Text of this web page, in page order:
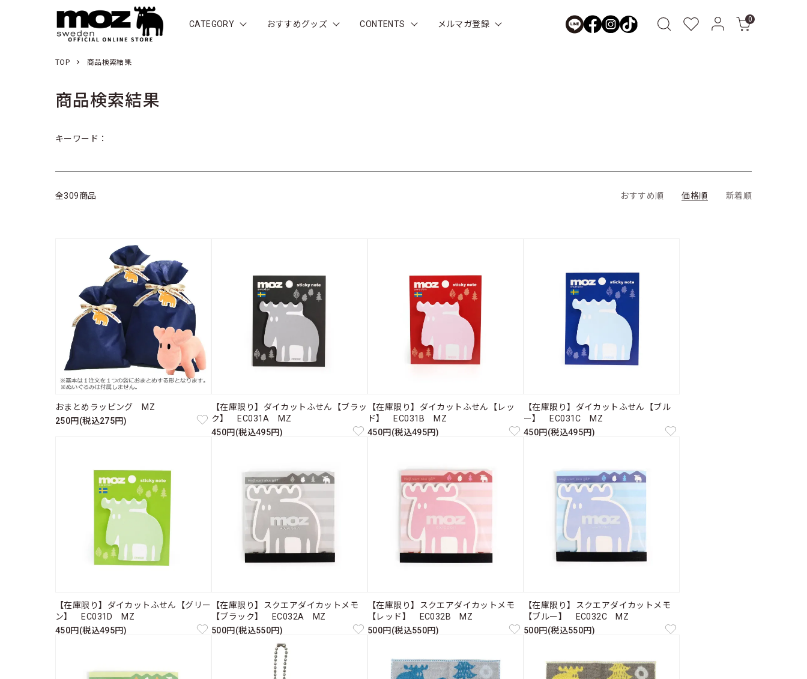
CATEGORY おすすめグッズ CONTENTS メルマガ登録 0
TOP 商品検索結果
商品検索結果
キーワード：
全309商品 おすすめ順 価格順 新着順
おまとめラッピング MZ
250円(税込275円)
【在庫限り】ダイカットふせん【ブラッ
ク】 EC031A MZ
450円(税込495円)
【在庫限り】ダイカットふせん【レッ
ド】 EC031B MZ
450円(税込495円)
【在庫限り】ダイカットふせん【ブル
ー】 EC031C MZ
450円(税込495円)
【在庫限り】ダイカットふせん【グリー
ン】 EC031D MZ
450円(税込495円)
【在庫限り】スクエアダイカットメモ
【ブラック】 EC032A MZ
500円(税込550円)
【在庫限り】スクエアダイカットメモ
【レッド】 EC032B MZ
500円(税込550円)
【在庫限り】スクエアダイカットメモ
【ブルー】 EC032C MZ
500円(税込550円)